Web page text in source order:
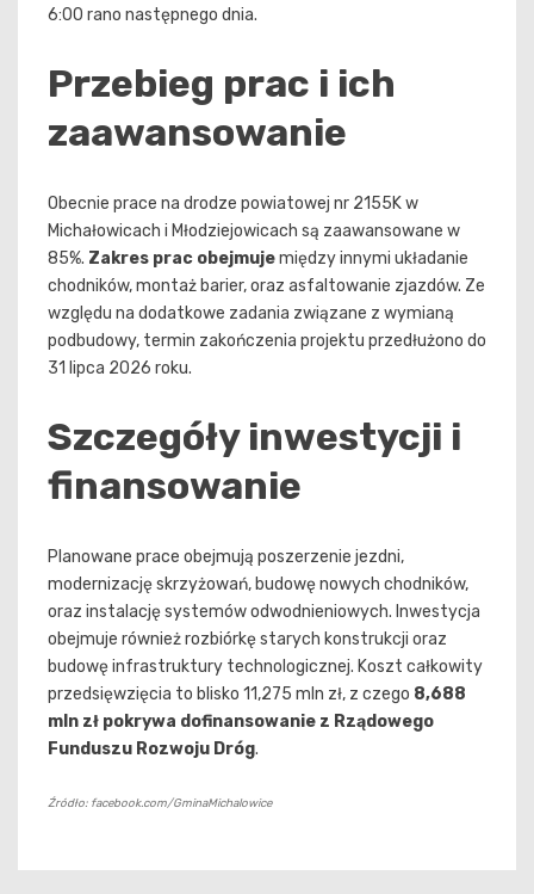
6:00 rano następnego dnia.
Przebieg prac i ich
zaawansowanie
Obecnie prace na drodze powiatowej nr 2155K w
Michałowicach i Młodziejowicach są zaawansowane w
85%. Zakres prac obejmujemiędzy innymi układanie
chodników, montaż barier, oraz asfaltowanie zjazdów. Ze
względu na dodatkowe zadania związane z wymianą
podbudowy, termin zakończenia projektu przedłużono do
31 lipca 2026 roku.
Szczegóły inwestycji i
finansowanie
Planowane prace obejmują poszerzenie jezdni,
modernizację skrzyżowań, budowę nowych chodników,
oraz instalację systemów odwodnieniowych. Inwestycja
obejmuje również rozbiórkę starych konstrukcji oraz
budowę infrastruktury technologicznej. Koszt całkowity
przedsięwzięcia to blisko 11,275 mln zł, z czego 8,688
mln zł pokrywa dofinansowanie z Rządowego
Funduszu Rozwoju Dróg.
Źródło: facebook.com/GminaMichalowice